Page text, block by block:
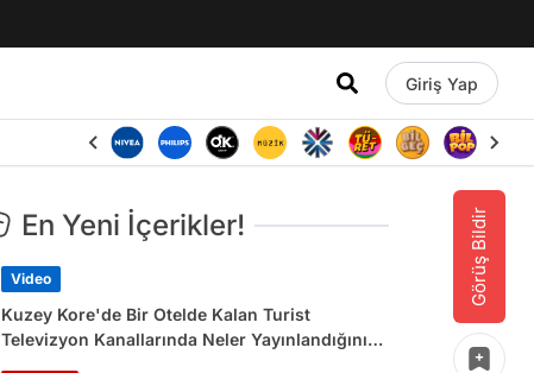
Giriş Yap
Görüş Bildir
En Yeni İçerikler!
Video
Kuzey Kore'de Bir Otelde Kalan Turist
Televizyon Kanallarında Neler Yayınlandığını